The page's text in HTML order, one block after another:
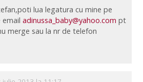
lua legatura cu mine pe
email adinussa_baby@yahoo.com pt
merge sau la nr de telefon